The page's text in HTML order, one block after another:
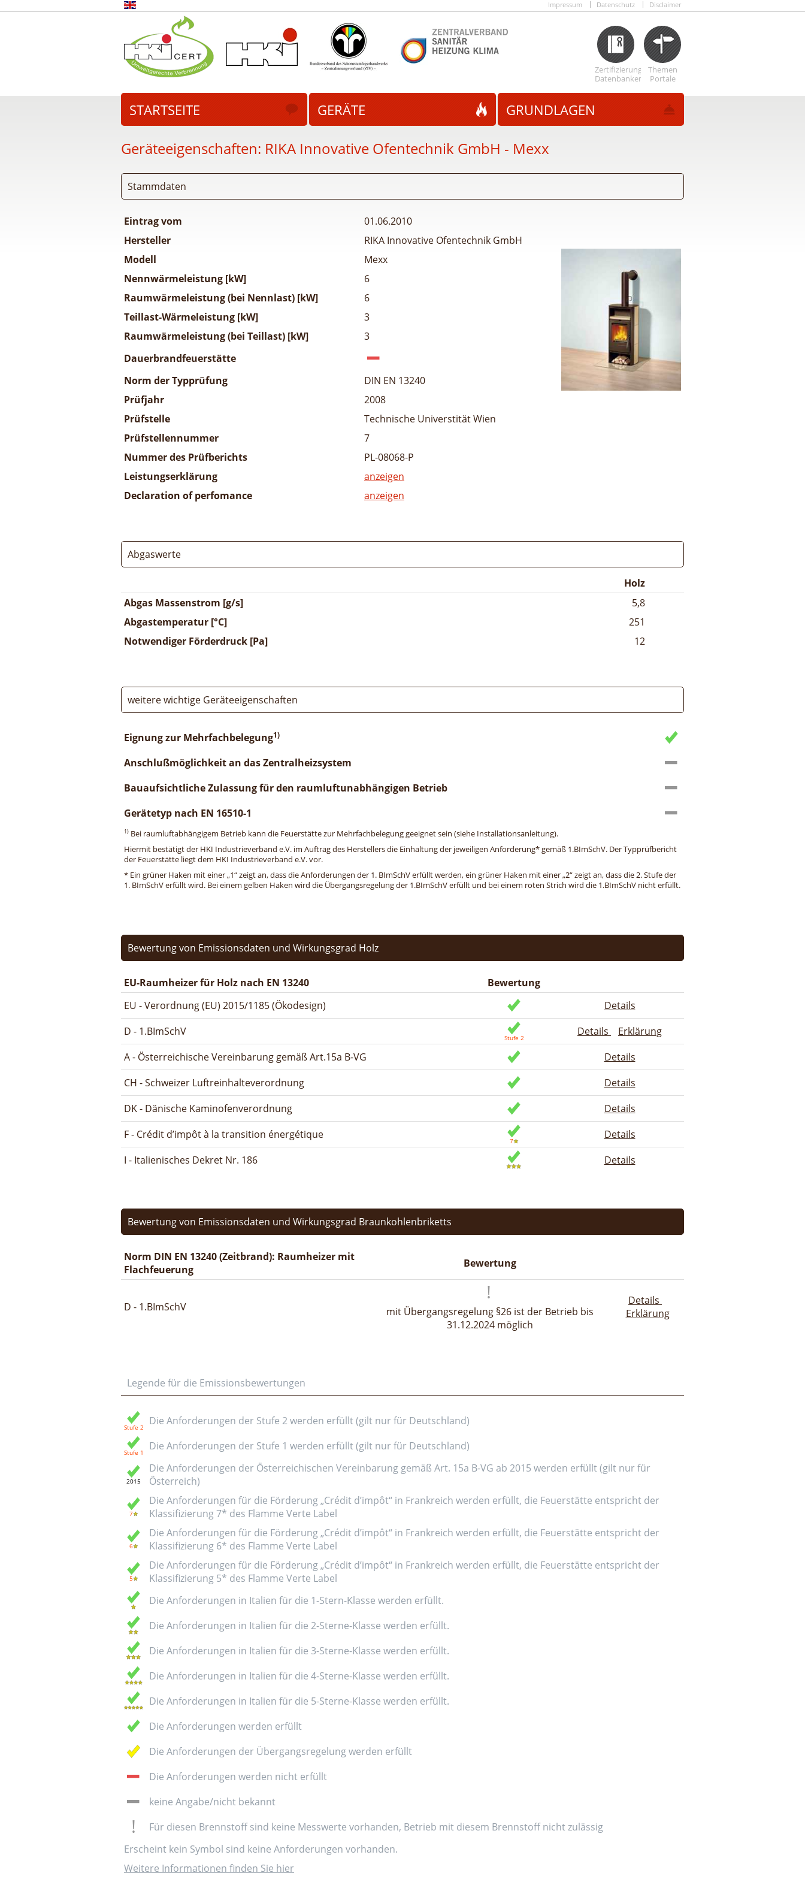
Impressum Datenschutz Disclaimer
Zertifizierungs
Datenbanken
Themen
Portale
STARTSEITE GERÄTE GRUNDLAGEN
Geräteeigenschaften: RIKA Innovative Ofentechnik GmbH - Mexx
Stammdaten
Eintrag vom
01.06.2010
Hersteller
RIKA Innovative Ofentechnik GmbH
Modell
Mexx
Nennwärmeleistung [kW]
6
Raumwärmeleistung (bei Nennlast) [kW]
6
Teillast-Wärmeleistung [kW]
3
Raumwärmeleistung (bei Teillast) [kW]
3
Dauerbrandfeuerstätte
Norm der Typprüfung
DIN EN 13240
Prüfjahr
2008
Prüfstelle
Technische Universtität Wien
Prüfstellennummer
7
Nummer des Prüfberichts
PL-08068-P
Leistungserklärung
anzeigen
Declaration of perfomance
anzeigen
Abgaswerte
Holz
Abgas Massenstrom [g/s]
5,8
Abgastemperatur [°C]
251
Notwendiger Förderdruck [Pa]
12
weitere wichtige Geräteeigenschaften
Eignung zur Mehrfachbelegung1)
Anschlußmöglichkeit an das Zentralheizsystem
Bauaufsichtliche Zulassung für den raumluftunabhängigen Betrieb
Gerätetyp nach EN 16510-1
1) Bei raumluftabhängigem Betrieb kann die Feuerstätte zur Mehrfachbelegung geeignet sein (siehe Installationsanleitung).
Hiermit bestätigt der HKI Industrieverband e.V. im Auftrag des Herstellers die Einhaltung der jeweiligen Anforderung* gemäß 1.BImSchV. Der Typprüfbericht
der Feuerstätte liegt dem HKI Industrieverband e.V. vor.
* Ein grüner Haken mit einer „1“ zeigt an, dass die Anforderungen der 1. BImSchV erfüllt werden, ein grüner Haken mit einer „2“ zeigt an, dass die 2. Stufe der
1. BImSchV erfüllt wird. Bei einem gelben Haken wird die Übergangsregelung der 1.BImSchV erfüllt und bei einem roten Strich wird die 1.BImSchV nicht erfüllt.
Bewertung von Emissionsdaten und Wirkungsgrad Holz
EU-Raumheizer für Holz nach EN 13240
Bewertung
EU - Verordnung (EU) 2015/1185 (Ökodesign)
Details
D - 1.BImSchV
Details
Erklärung
A - Österreichische Vereinbarung gemäß Art.15a B-VG
Details
CH - Schweizer Luftreinhalteverordnung
Details
DK - Dänische Kaminofenverordnung
Details
F - Crédit d’impôt à la transition énergétique
Details
I - Italienisches Dekret Nr. 186
Details
Bewertung von Emissionsdaten und Wirkungsgrad Braunkohlenbriketts
Norm DIN EN 13240 (Zeitbrand): Raumheizer mit
Flachfeuerung
Bewertung
D - 1.BImSchV
mit Übergangsregelung §26 ist der Betrieb bis
31.12.2024 möglich
Details
Erklärung
Legende für die Emissionsbewertungen
Die Anforderungen der Stufe 2 werden erfüllt (gilt nur für Deutschland)
Die Anforderungen der Stufe 1 werden erfüllt (gilt nur für Deutschland)
Die Anforderungen der Österreichischen Vereinbarung gemäß Art. 15a B-VG ab 2015 werden erfüllt (gilt nur für
Österreich)
Die Anforderungen für die Förderung „Crédit d’impôt“ in Frankreich werden erfüllt, die Feuerstätte entspricht der
Klassifizierung 7* des Flamme Verte Label
Die Anforderungen für die Förderung „Crédit d’impôt“ in Frankreich werden erfüllt, die Feuerstätte entspricht der
Klassifizierung 6* des Flamme Verte Label
Die Anforderungen für die Förderung „Crédit d’impôt“ in Frankreich werden erfüllt, die Feuerstätte entspricht der
Klassifizierung 5* des Flamme Verte Label
Die Anforderungen in Italien für die 1-Stern-Klasse werden erfüllt.
Die Anforderungen in Italien für die 2-Sterne-Klasse werden erfüllt.
Die Anforderungen in Italien für die 3-Sterne-Klasse werden erfüllt.
Die Anforderungen in Italien für die 4-Sterne-Klasse werden erfüllt.
Die Anforderungen in Italien für die 5-Sterne-Klasse werden erfüllt.
Die Anforderungen werden erfüllt
Die Anforderungen der Übergangsregelung werden erfüllt
Die Anforderungen werden nicht erfüllt
keine Angabe/nicht bekannt
Für diesen Brennstoff sind keine Messwerte vorhanden, Betrieb mit diesem Brennstoff nicht zulässig
Erscheint kein Symbol sind keine Anforderungen vorhanden.
Weitere Informationen finden Sie hier